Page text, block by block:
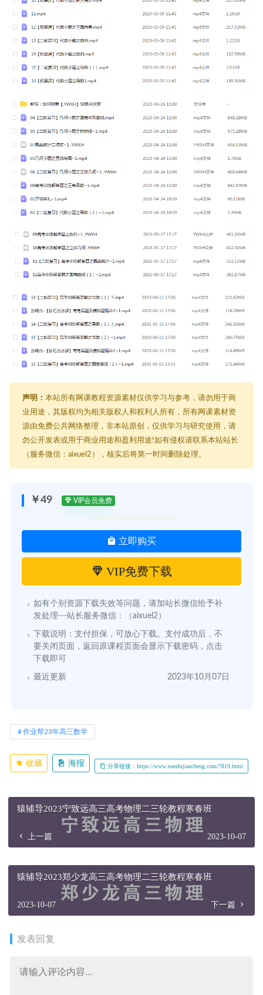
声明： 本站所有网课教程资源素材仅供学习与参考，请勿用于商
业用途，其版权均为相关版权人和权利人所有，所有网课素材资
源由免费公共网络整理，非本站原创，仅供学习与研究使用，请
勿公开发表或用于商业用途和盈利用途!如有侵权请联系本站站长
（服务微信：aixuel2），核实后将第一时间删除处理。
￥49 VIP会员免费
立即购买
VIP免费下载
如有个别资源下载失效等问题，请加站长微信给予补
发处理---站长服务微信：（aixuel2）
下载说明：支付担保，可放心下载。支付成功后，不
要关闭页面，返回原课程页面会显示下载密码，点击
下载即可
最近更新 2023年10月07日
作业帮23年高三数学
收藏 海报 分享链接：https://www.xuezhijiaocheng.com/7819.html
猿辅导2023宁致远高三高考物理二三轮教程寒春班
上一篇 2023-10-07
猿辅导2023郑少龙高三高考物理二三轮教程寒春班
2023-10-07 下一篇
发表回复